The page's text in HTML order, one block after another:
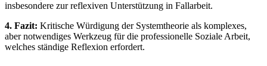
insbesondere zur reflexiven Unterstützung in Fallarbeit.
4. Fazit: Kritische Würdigung der Systemtheorie als komplexes,
aber notwendiges Werkzeug für die professionelle Soziale Arbeit,
welches ständige Reflexion erfordert.